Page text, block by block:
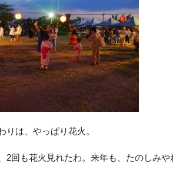
りは、やっぱり花火。
2回も花火見れたわ。来年も、たのしみや